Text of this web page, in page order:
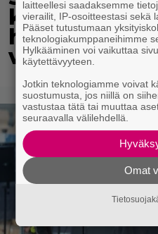
kukoistaa –
hempeilyä
virnistyksiä
laitteellesi saadaksemme
vierailit, IP-osoitteestasi sekä
Pääset tutustumaan
teknologiakumppaneihimme
Hylkääminen voi vaikuttaa
käytettävyyteen.
Jotkin teknologiamme voivat
suostumusta, jos niillä on
vastustaa tätä tai muuttaa
seuraavalla välilehdellä.
Omat